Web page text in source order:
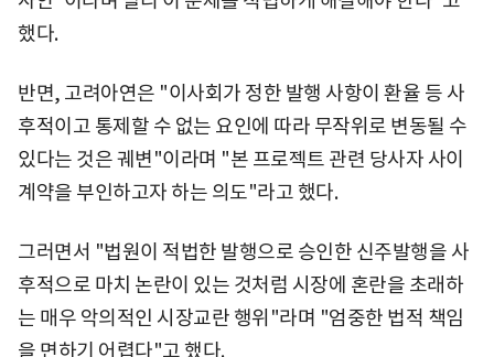
했다.
반면, 고려아연은 "이사회가 정한 발행 사항이 환율 등 사
후적이고 통제할 수 없는 요인에 따라 무작위로 변동될 수
있다는 것은 궤변"이라며 "본 프로젝트 관련 당사자 사이
계약을 부인하고자 하는 의도"라고 했다.
그러면서 "법원이 적법한 발행으로 승인한 신주발행을 사
후적으로 마치 논란이 있는 것처럼 시장에 혼란을 초래하
는 매우 악의적인 시장교란 행위"라며 "엄중한 법적 책임
을 면하기 어렵다"고 했다.